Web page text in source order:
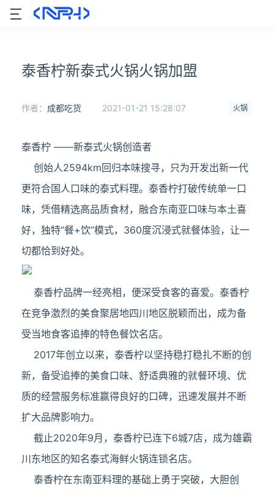
泰香柠新泰式火锅火锅加盟
火锅
作者： 成都吃货 2021-01-21 15:28:07
泰香柠 ——新泰式火锅创造者
创始人2594km回归本味搜寻，只为开发出新一代
更符合国人口味的泰式料理。泰香柠打破传统单一口
味，凭借精选高品质食材，融合东南亚口味与本土喜
好，独特“餐+饮”模式，360度沉浸式就餐体验，让一
切都恰到好处。
泰香柠品牌一经亮相，便深受食客的喜爱。泰香柠
在竞争激烈的美食聚居地四川地区脱颖而出，成为备
受当地食客追捧的特色餐饮名店。
2017年创立以来，泰香柠以坚持稳打稳扎不断的创
新，备受追捧的美食口味、舒适典雅的就餐环境、优
质的经营服务标准赢得良好的口碑，迅速发展并不断
扩大品牌影响力。
截止2020年9月，泰香柠已连下6城7店，成为雄霸
川东地区的知名泰式海鲜火锅连锁名店。
泰香柠在东南亚料理的基础上勇于突破，大胆创